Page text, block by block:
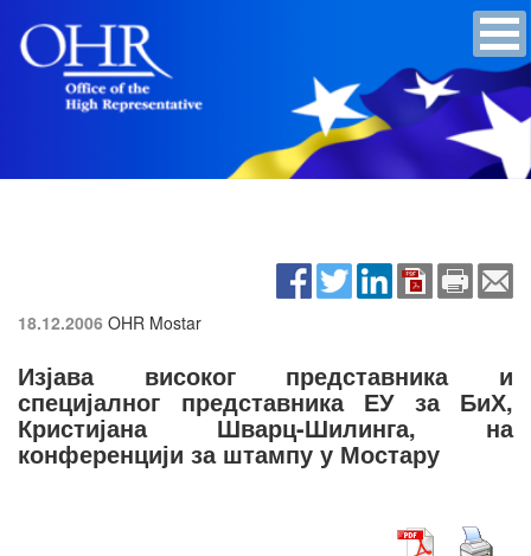
18.12.2006 OHR Mostar
Изјава високог представника и
специјалног представника ЕУ за БиХ,
Кристијана Шварц-Шилинга, на
конференцији за штампу у Мостару